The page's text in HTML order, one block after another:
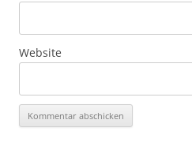
Website